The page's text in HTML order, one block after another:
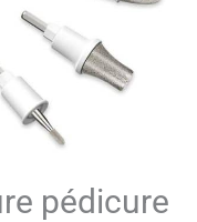
pédicure